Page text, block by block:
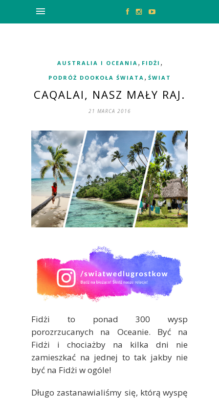
AUSTRALIA I OCEANIA , FIDŻI ,
PODRÓŻ DOOKOŁA ŚWIATA , ŚWIAT
CAQALAI, NASZ MAŁY RAJ.
21 MARCA 2016
Fidżi to ponad 300 wysp
porozrzucanych na Oceanie. Być na
Fidżi i chociażby na kilka dni nie
zamieszkać na jednej to tak jakby nie
być na Fidżi w ogóle!
Długo zastanawialiśmy się, którą wyspę